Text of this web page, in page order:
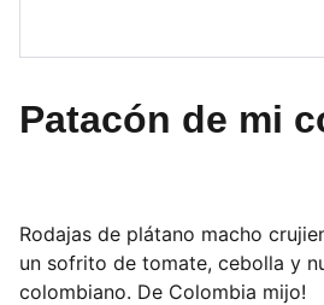
Patacón de mi
Rodajas de plátano macho
un sofrito de tomate, cebolla y
colombiano. De Colombia mijo!